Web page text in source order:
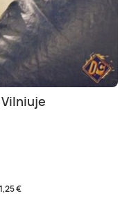
1,25 €